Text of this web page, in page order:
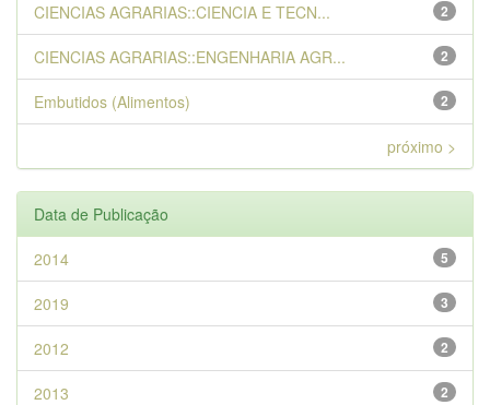
2
CIENCIAS AGRARIAS::CIENCIA E TECN...
2
CIENCIAS AGRARIAS::ENGENHARIA AGR...
2
Embutidos (Alimentos)
próximo >
Data de Publicação
5
2014
3
2019
2
2012
2
2013